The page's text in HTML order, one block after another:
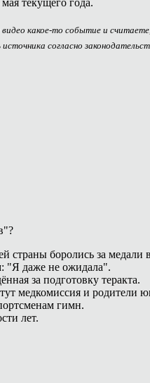
какое-то событие и
согласно
страны боролись за
"Я даже не ожидала".
за подготовку теракта.
медкомиссия и родители
гимн.
лет.